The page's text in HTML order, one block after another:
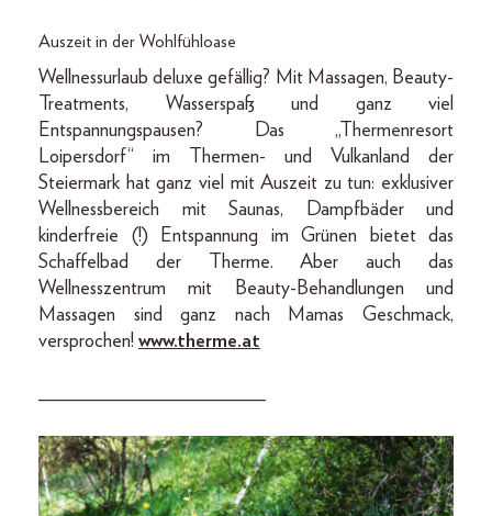
Auszeit in der Wohlfühloase
Wellnessurlaub deluxe gefällig? Mit Massagen, Beauty-
Treatments, Wasserspaß und ganz viel
Entspannungspausen? Das „Thermenresort
Loipersdorf“ im Thermen- und Vulkanland der
Steiermark hat ganz viel mit Auszeit zu tun: exklusiver
Wellnessbereich mit Saunas, Dampfbäder und
kinderfreie (!) Entspannung im Grünen bietet das
Schaffelbad der Therme. Aber auch das
Wellnesszentrum mit Beauty-Behandlungen und
Massagen sind ganz nach Mamas Geschmack,
versprochen! www.therme.at
_______________________